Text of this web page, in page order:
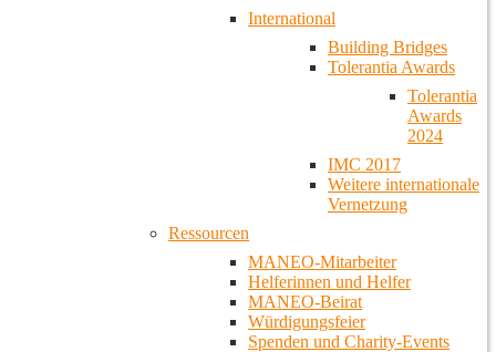
International
Building Bridges
Tolerantia Awards
Tolerantia
Awards
2024
IMC 2017
Weitere internationale
Vernetzung
Ressourcen
MANEO-Mitarbeiter
Helferinnen und Helfer
MANEO-Beirat
Würdigungsfeier
Spenden und Charity-Events